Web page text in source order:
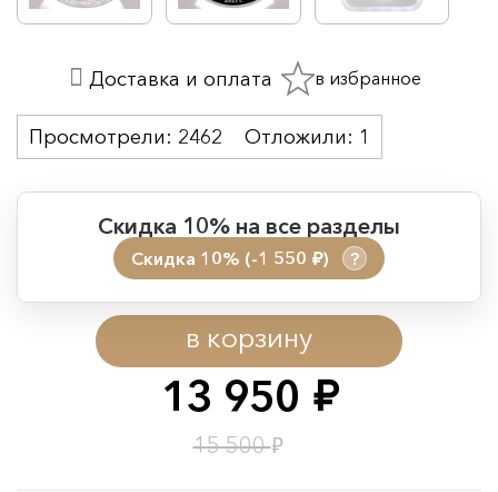
13 950 руб.
15 500₽
в корзину
Скидка 10% на все разделы
Скидка 10% (-1 550 руб.) ?
Период действия акции:
Начало:
08.08.2026 00:01
Окончание:
09.08.2026 23:59
Время до окончания:
Просмотрели: 2462 Отложили: 1
Доставка и оплата в избранное